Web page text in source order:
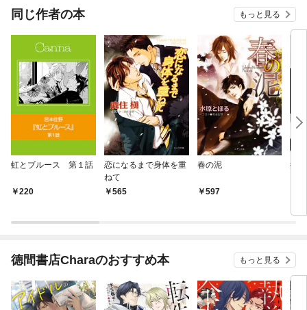
同じ作者の本 もっと見る
虹とブルース 第１話
220
恋になるまで身体を重
ねて
565
春の泥
597
挑
徳間書店Charaのおすすめ本 もっと見る